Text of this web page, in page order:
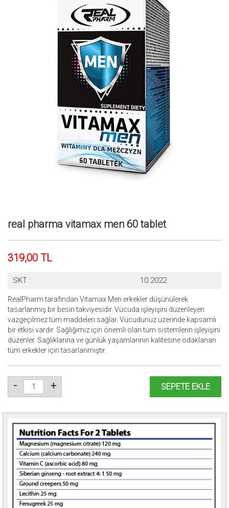
real pharma vitamax men 60 tablet
319,00 TL
SKT : 10.2022
RealPharm tarafından Vitamax Men erkekler düşünülerek
tasarlanmış bir besin takviyesidir. Vücuda işleyişini düzenleyen
vazgeçilmez tüm maddeleri sağlar. Vücudunuz üzerinde kapsamlı
bir etkisi vardır. Sağlığımız için önemli olan tüm sistemlerin işleyişini
düzenler. Sağlıklarına ve günlük yaşamlarının kalitesine odaklanan
tüm erkekler için tasarlanmıştır.
- + SEPETE EKLE